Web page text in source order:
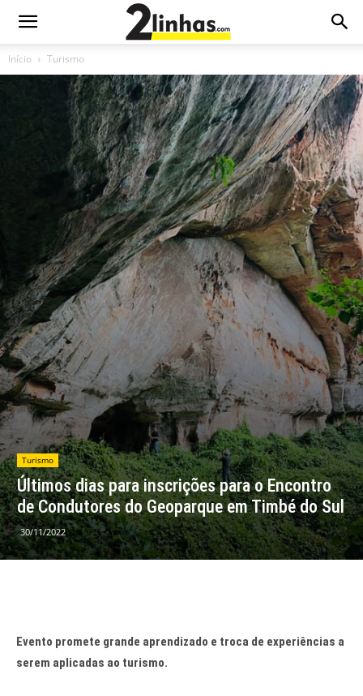
Início Turismo
Turismo
Últimos dias para inscrições para o Encontro
de Condutores do Geoparque em Timbé do Sul
30/11/2022
Evento promete grande aprendizado e troca de experiências a
serem aplicadas ao turismo.